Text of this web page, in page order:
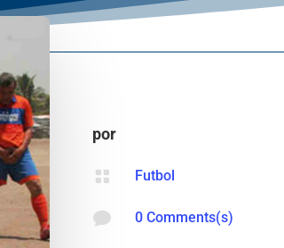
por
 Futbol
 0 Comments(s)